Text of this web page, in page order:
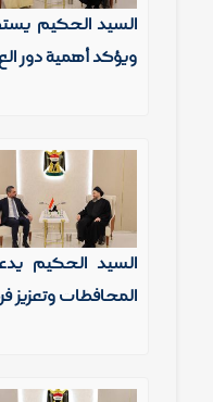
السيد الحكيم
ويؤكد أهمية دور
السيد الحكيم
المحافظات وتعزيز